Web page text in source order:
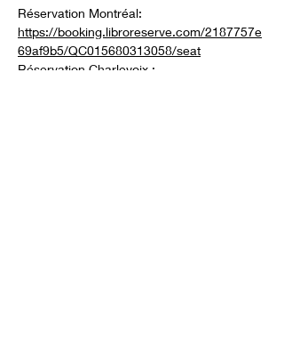
Réservation Montréal:
https://booking.libroreserve.com/2187757e
69af9b5/QC015680313058/seat
Réservation Charlevoix :